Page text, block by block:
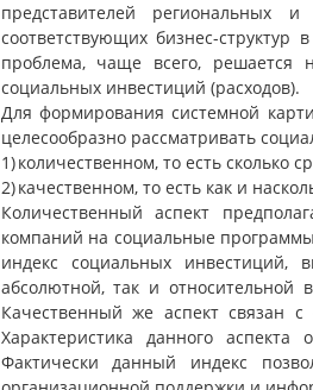
представителей региональных
соответствующих бизнес-
проблема, чаще всего, решается
социальных инвестиций (расходов).
Для формирования системной
целесообразно рассматривать
1) количественном, то есть сколько
2) качественном, то есть как и
Количественный аспект
компаний на социальные
индекс социальных инвестиций,
абсолютной, так и
Качественный же аспект связан
Характеристика данного
Фактически данный индекс